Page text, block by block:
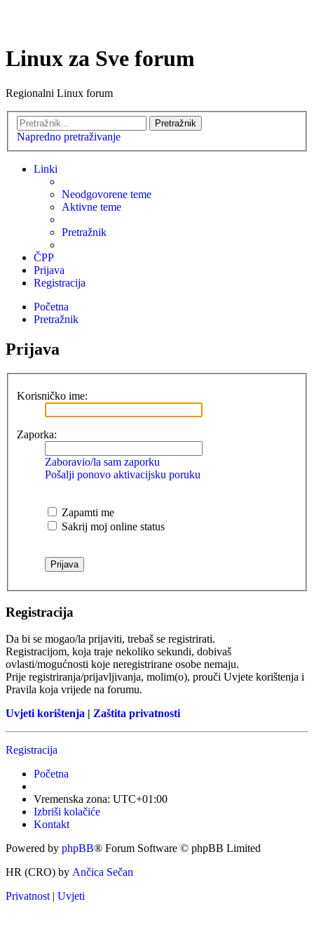
Linux za Sve forum
Regionalni Linux forum
Pretražnik
Napredno pretraživanje
Linki
Neodgovorene teme
Aktivne teme
Pretražnik
ČPP
Prijava
Registracija
Početna
Pretražnik
Prijava
Korisničko ime:
Zaporka:
Zaboravio/la sam zaporku
Pošalji ponovo aktivacijsku poruku
Zapamti me
Sakrij moj online status
Registracija
Da bi se mogao/la prijaviti, trebaš se registrirati.
Registracijom, koja traje nekoliko sekundi, dobivaš
ovlasti/mogućnosti koje neregistrirane osobe nemaju.
Prije registriranja/prijavljivanja, molim(o), prouči Uvjete korištenja i
Pravila koja vrijede na forumu.
Uvjeti korištenja | Zaštita privatnosti
Registracija
Početna
Vremenska zona: UTC+01:00
Izbriši kolačiće
Kontakt
Powered by phpBB® Forum Software © phpBB Limited
HR (CRO) by Ančica Sečan
Privatnost | Uvjeti